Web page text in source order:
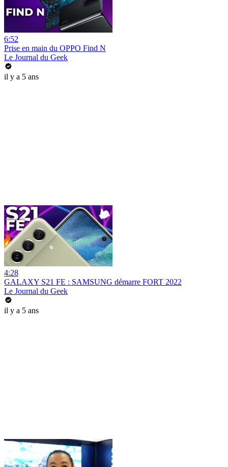
6:52
Prise en main du OPPO Find N
Le Journal du Geek
il y a 5 ans
4:28
GALAXY S21 FE : SAMSUNG démarre FORT 2022
Le Journal du Geek
il y a 5 ans